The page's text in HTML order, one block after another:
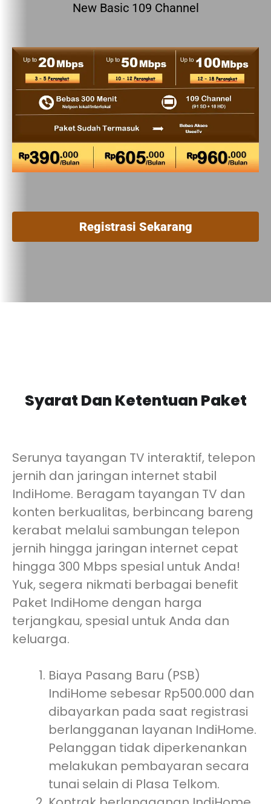
New Basic 109 Channel
Registrasi Sekarang
Syarat Dan Ketentuan Paket
Serunya tayangan TV interaktif, telepon
jernih dan jaringan internet stabil
IndiHome. Beragam tayangan TV dan
konten berkualitas, berbincang bareng
kerabat melalui sambungan telepon
jernih hingga jaringan internet cepat
hingga 300 Mbps spesial untuk Anda!
Yuk, segera nikmati berbagai benefit
Paket IndiHome dengan harga
terjangkau, spesial untuk Anda dan
keluarga.
Biaya Pasang Baru (PSB)
IndiHome sebesar Rp500.000 dan
dibayarkan pada saat registrasi
berlangganan layanan IndiHome.
Pelanggan tidak diperkenankan
melakukan pembayaran secara
tunai selain di Plasa Telkom.